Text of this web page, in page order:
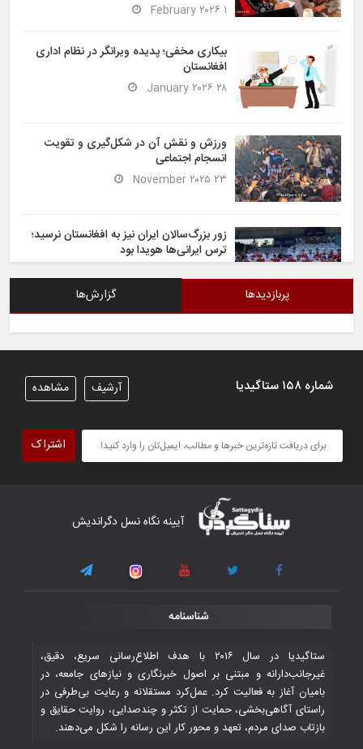
۱ February ۲۰۲۶
بیکاری مخفی؛ پدیده ویرانگر در نظام اداری
افغانستان
۲۸ January ۲۰۲۶
ورزش و نقش آن در شکل‌گیری و تقویت
انسجام اجتماعی
۲۳ November ۲۰۲۵
زور بزرگ‌سالان ایران نیز به افغانستان نرسید؛
ترس ایرانی‌ها هویدا بود
پیروزی قاطع در برابر تاجیکستان محکم
برداشت
کار دشوار تیم ملی فوتسال افغانستان در
گروه مرگ بازی‌های همبستگی کشورهای
اسلامی
تاریخی ایران
جوانان فوتسالیست کشور با گلباران تایلند به
فینال رفتند
۲۸ October ۲۰۲۵
پربازدیدها گزارش‌ها
شماره ۱۵۸ ستاگیدیا مشاهده آرشیف
اشتراک
آیینه نگاه نسل دگراندیش
شناسنامه
ستاگیدیا در سال ۲۰۱۶ با هدف اطلاع‌رسانی سریع، دقیق،
غیرجانب‌دارانه و مبتنی بر اصول خبرنگاری و نیازهای جامعه، در
بامیان آغاز به فعالیت کرد. عمل‌کرد مستقلانه و رعایت بی‌طرفی در
راستای آگاهی‌بخشی، حمایت از تکثر و چندصدایی، روایت حقایق و
بازتاب صدای مردم، تعهد و محور کار این رسانه را شکل می‌دهند.